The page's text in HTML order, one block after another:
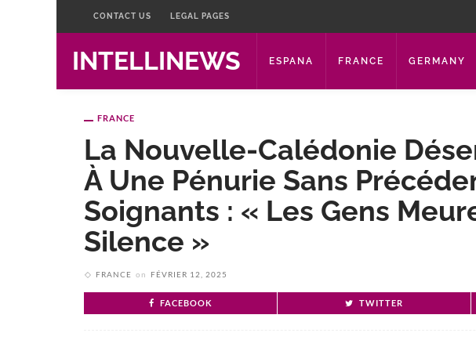
CONTACT US LEGAL PAGES
INTELLINEWS ESPANA FRANCE GERMANY
FRANCE
La Nouvelle-Calédonie
À Une Pénurie Sans
Soignants : « Les Gens
Silence »
FRANCE on FÉVRIER 12, 2025
FACEBOOK TWITTER